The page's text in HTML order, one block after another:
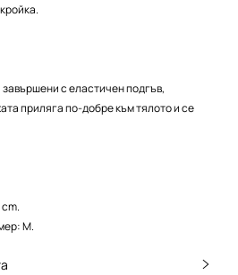
с еластичен подгъв,
приляга по-добре към тялото и се
M.